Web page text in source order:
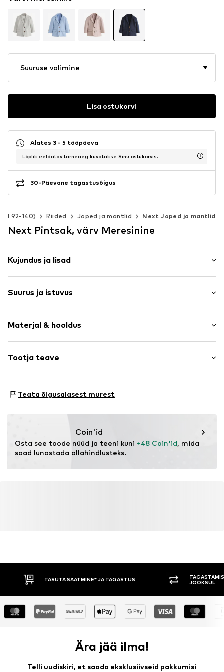
Suuruse valimine
Lisa ostukorvi
Alates 3 - 5 tööpäeva
Lõplik eeldatav tarneaeg kuvatakse Sinu ostukorvis.
30-Päevane tagastusõigus
92-140) Riided Joped ja mantlid Next Joped ja mantlid
Next Pintsak, värv Meresinine
Kujundus ja lisad
Reväärkrae
Pehme materjal
Nööbiga kinnitus
Toote nr. NXTvu2n001000007
Suurus ja istuvus
Istuvus: Normaalne tegumood
Materjal & hooldus
Pealmine materjal: Polüester - PES, Viskoos, Elastaan
Tootja teave
81379 München
Teata õigusalasest murest
Coin'id
Osta see toode nüüd ja teeni kuni +48 Coin'id, mida
saad lunastada allahindlusteks.
TASUTA SAATMINE* JA TAGASTUS
JOOKSUL
Ära jää ilma!
Telli uudiskiri, et saada eksklusiivseid pakkumisi